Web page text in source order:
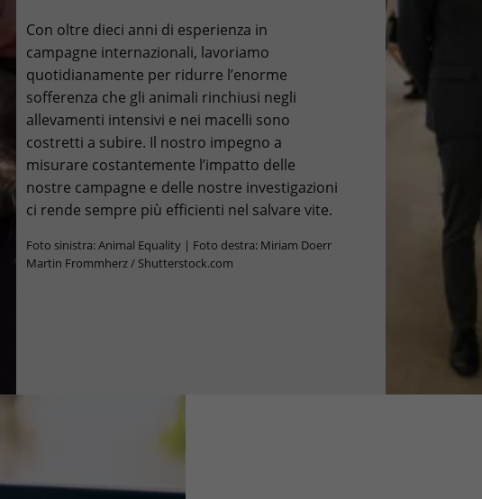
Con oltre dieci anni di esperienza in
campagne internazionali, lavoriamo
quotidianamente per ridurre l’enorme
sofferenza che gli animali rinchiusi negli
allevamenti intensivi e nei macelli sono
costretti a subire. Il nostro impegno a
misurare costantemente l’impatto delle
nostre campagne e delle nostre investigazioni
ci rende sempre più efficienti nel salvare vite.
Foto sinistra: Animal Equality | Foto destra: Miriam Doerr
Martin Frommherz / Shutterstock.com